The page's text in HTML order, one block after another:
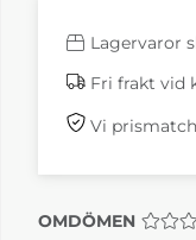
Lagervaror
Fri frakt vid
Vi
OMDÖMEN